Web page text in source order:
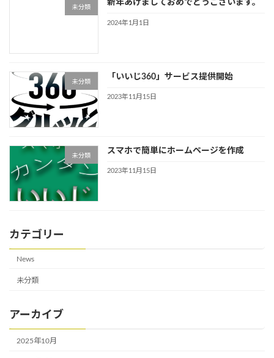
未分類
新年あけましておめでとうございます。
2024年1月1日
未分類
「いいじ360」サービス提供開始
2023年11月15日
未分類
スマホで簡単にホームページを作成
2023年11月15日
カテゴリー
News
未分類
アーカイブ
2025年10月